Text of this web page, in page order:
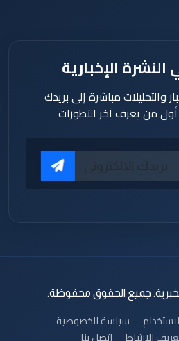
الإخبارية
والتحليلات مباشرة إلى بريدك
أول من يعرف آخر التطورات
سياسة الخصوصية
الارتباط
اتصل بنا